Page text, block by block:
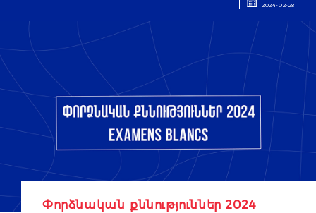
2024-02-28
Փորձնական քննություններ 2024